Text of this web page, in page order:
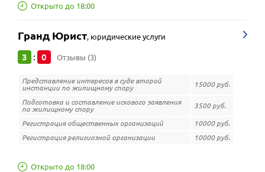
Открыто до 18:00
Гранд Юрист, юридические услуги
3 : 0 Отзывы (3)
Представление интересов в суде второй
инстанции по жилищному спору
15000 руб.
Подготовка и составление искового заявления
по жилищному спору
3500 руб.
Регистрация общественных организаций
10000 руб.
Регистрация религиозной организации
10000 руб.
Открыто до 18:00